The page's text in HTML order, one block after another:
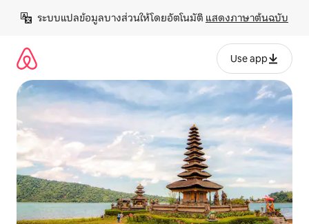
เนื้อหา
ระบบแปลข้อมูลบางส่วนให้โดยอัตโนมัติ แสดงภาษาต้นฉบับ
Use app